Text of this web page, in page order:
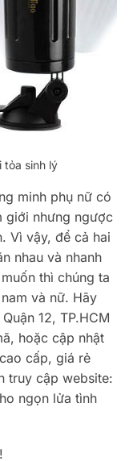
tỏa sinh lý
minh phụ nữ có
giới nhưng ngược
Vì vậy, để cả hai
nhau và nhanh
thì chúng ta
và nữ. Hãy
12, TP.HCM
hoặc cập nhật
cấp, giá rẻ
truy cập website:
ngọn lửa tình